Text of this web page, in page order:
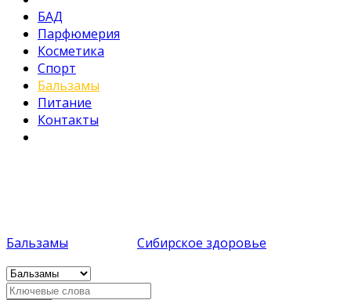
БАД
Парфюмерия
Косметика
Спорт
Бальзамы
Питание
Контакты
Бальзамы Сибирское здоровье